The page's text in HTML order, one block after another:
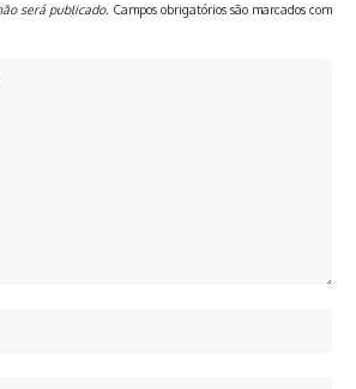
será publicado. Campos obrigatórios são marcados com